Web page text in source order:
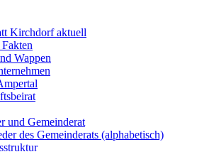
Kirchdorf aktuell
Wappen
und Gemeinderat
des Gemeinderats (alphabetisch)